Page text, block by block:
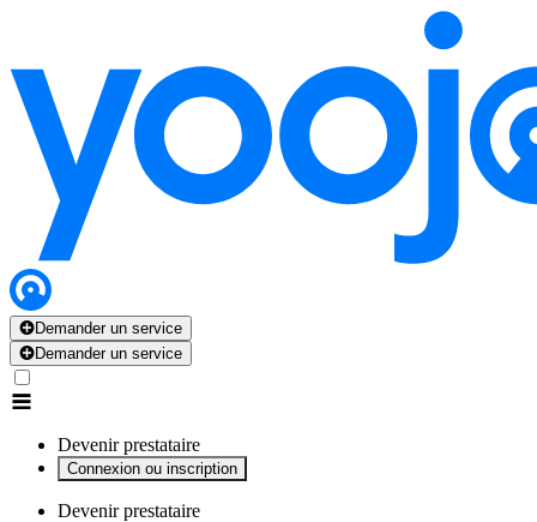
Demander un service
Demander un service
Devenir prestataire
Connexion ou inscription
Devenir prestataire